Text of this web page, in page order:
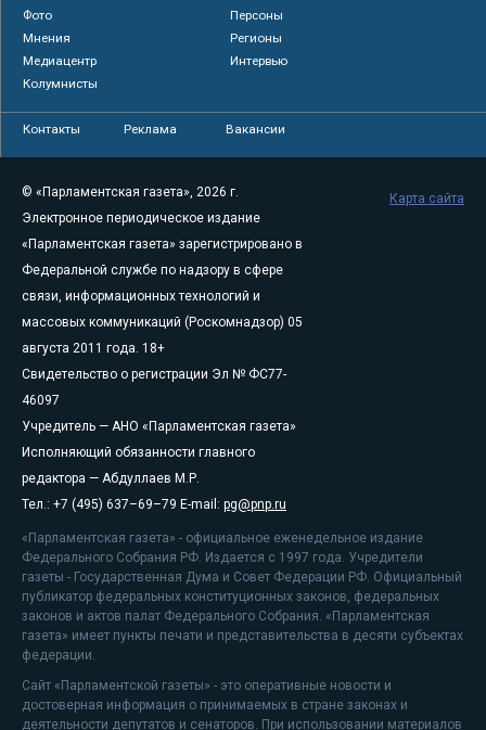
Фото
Персоны
Мнения
Регионы
Медиацентр
Интервью
Колумнисты
Контакты Реклама Вакансии
© «Парламентская газета», 2026 г.
Электронное периодическое издание
«Парламентская газета» зарегистрировано в
Федеральной службе по надзору в сфере
связи, информационных технологий и
массовых коммуникаций (Роскомнадзор) 05
августа 2011 года. 18+
Свидетельство о регистрации Эл № ФС77-
46097
Учредитель — АНО «Парламентская газета»
Исполняющий обязанности главного
редактора — Абдуллаев М.Р.
Тел.: +7 (495) 637–69–79 E-mail: pg@pnp.ru
«Парламентская газета» - официальное еженедельное издание
Федерального Собрания РФ. Издается с 1997 года. Учредители
газеты - Государственная Дума и Совет Федерации РФ. Официальный
публикатор федеральных конституционных законов, федеральных
законов и актов палат Федерального Собрания. «Парламентская
газета» имеет пункты печати и представительства в десяти субъектах
федерации.
Сайт «Парламентской газеты» - это оперативные новости и
достоверная информация о принимаемых в стране законах и
деятельности депутатов и сенаторов. При использовании материалов
Карта сайта